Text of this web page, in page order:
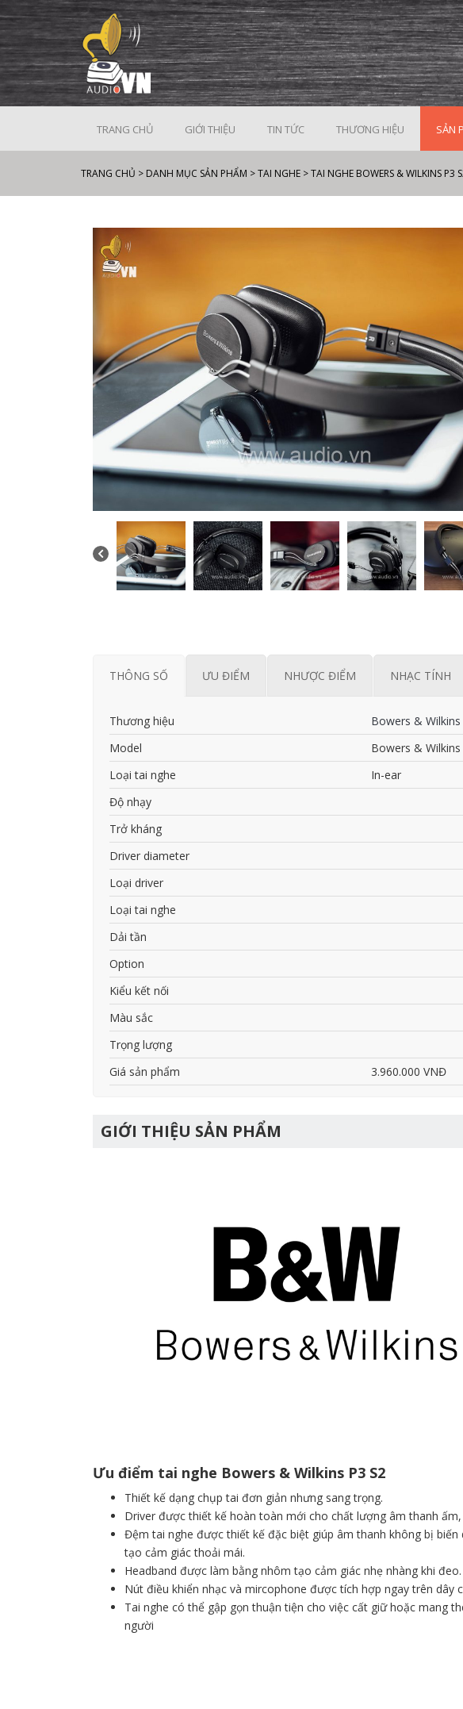
TRANG CHỦ GIỚI THIỆU TIN TỨC THƯƠNG HIỆU SẢN
TRANG CHỦ > DANH MỤC SẢN PHẨM >TAI NGHE >TAI NGHE BOWERS & WILKINS P3
THÔNG SỐ ƯU ĐIỂM NHƯỢC ĐIỂM NHẠC TÍNH
Thương hiệu
Bowers & Wilkins
Model
Bowers & Wilkins
Loại tai nghe
In-ear
Độ nhạy
Trở kháng
Driver diameter
Loại driver
Loại tai nghe
Dải tần
Option
Kiểu kết nối
Màu sắc
Trọng lượng
Giá sản phẩm
3.960.000 VNĐ
GIỚI THIỆU SẢN PHẨM
Ưu điểm tai nghe Bowers & Wilkins P3 S2
Thiết kế dạng chụp tai đơn giản nhưng sang trọng.
Driver được thiết kế hoàn toàn mới cho chất lượng âm thanh ấm,
Đệm tai nghe được thiết kế đặc biệt giúp âm thanh không bị biến
tạo cảm giác thoải mái.
Headband được làm bằng nhôm tạo cảm giác nhẹ nhàng khi đeo.
Nút điều khiển nhạc và mircophone được tích hợp ngay trên dây
Tai nghe có thể gập gọn thuận tiện cho việc cất giữ hoặc mang
người